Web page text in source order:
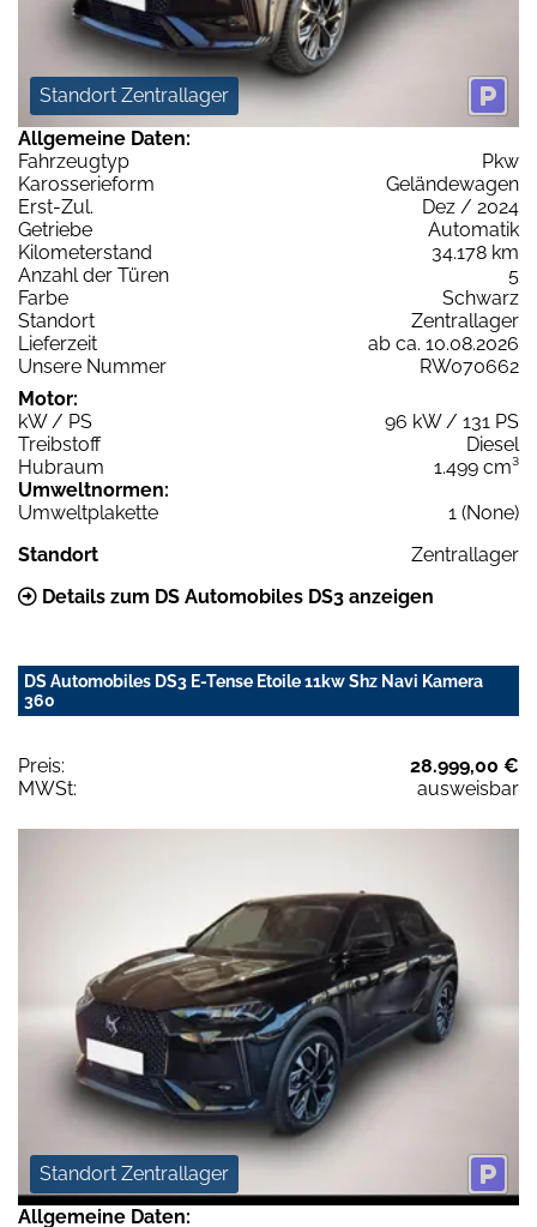
Standort Zentrallager
Allgemeine Daten:
Fahrzeugtyp
Pkw
Karosserieform
Geländewagen
Erst-Zul.
Dez / 2024
Getriebe
Automatik
Kilometerstand
34.178 km
Anzahl der Türen
5
Farbe
Schwarz
Standort
Zentrallager
Lieferzeit
ab ca. 10.08.2026
Unsere Nummer
RW070662
Motor:
kW / PS
96 kW / 131 PS
Treibstoff
Diesel
Hubraum
1.499 cm³
Umweltnormen:
Umweltplakette
1 (None)
Standort
Zentrallager
Details zum DS Automobiles DS3 anzeigen
DS Automobiles DS3 E-Tense Etoile 11kw Shz Navi Kamera
360
Preis:
28.999,00 €
MWSt:
ausweisbar
Standort Zentrallager
Allgemeine Daten: